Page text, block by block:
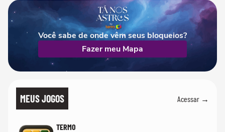
Você sabe de onde vêm seus bloqueios?
Fazer meu Mapa
MEUS JOGOS Acessar →
TERMO